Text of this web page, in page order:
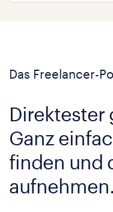
Das Freelancer-
Direktester
Ganz
finden und
aufnehmen.